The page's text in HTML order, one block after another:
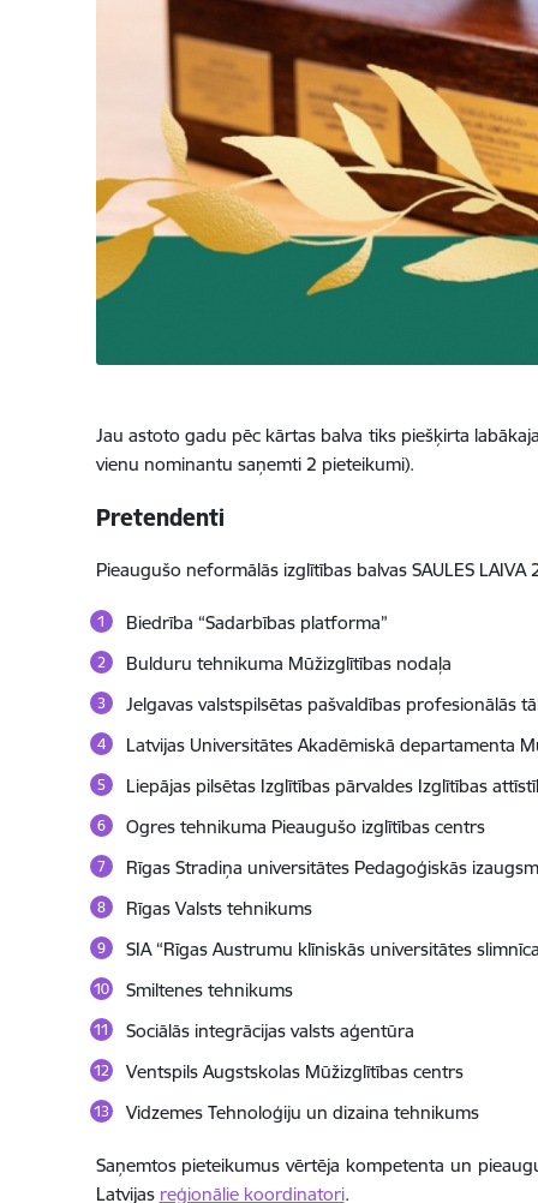
Jau astoto gadu pēc kārtas balva tiks piešķirta
vienu nominantu saņemti 2 pieteikumi).
Pretendenti
Pieaugušo neformālās izglītības balvas SAULES
Biedrība “Sadarbības platforma”
Bulduru tehnikuma Mūžizglītības nodaļa
Jelgavas valstspilsētas pašvaldības profesionālās
Latvijas Universitātes Akadēmiskā departamenta
Liepājas pilsētas Izglītības pārvaldes Izglītības
Ogres tehnikuma Pieaugušo izglītības centrs
Rīgas Stradiņa universitātes Pedagoģiskās
Rīgas Valsts tehnikums
SIA “Rīgas Austrumu klīniskās universitātes
Smiltenes tehnikums
Sociālās integrācijas valsts aģentūra
Ventspils Augstskolas Mūžizglītības centrs
Vidzemes Tehnoloģiju un dizaina tehnikums
Saņemtos pieteikumus vērtēja kompetenta un
Latvijas reģionālie koordinatori.